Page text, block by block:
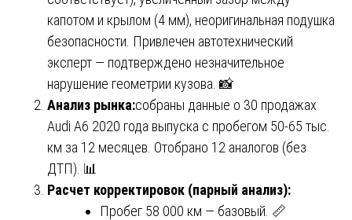
капотом и крылом (4 мм), неоригинальная подушка
безопасности. Привлечен автотехнический
эксперт — подтверждено незначительное
нарушение геометрии кузова. 📸
Анализ рынка:собраны данные о 30 продажах
Audi A6 2020 года выпуска с пробегом 50-65 тыс.
км за 12 месяцев. Отобрано 12 аналогов (без
ДТП). 📊
Расчет корректировок (парный анализ):
Пробег 58 000 км — базовый. 📏